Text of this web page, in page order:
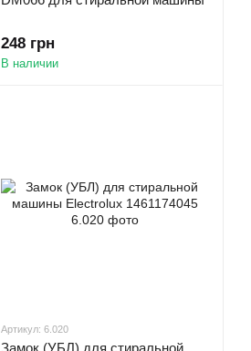
248 грн
В наличии
Артикул: 6.020
Замок (УБЛ) для стиральной